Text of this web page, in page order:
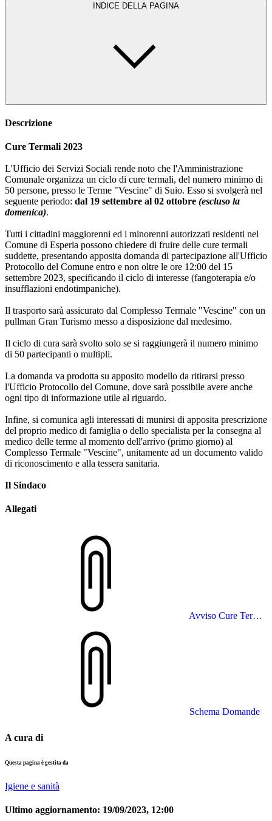
INDICE DELLA PAGINA
Descrizione
Cure Termali 2023
L'Ufficio dei Servizi Sociali rende noto che l'Amministrazione
Comunale organizza un ciclo di cure termali, del numero minimo di
50 persone, presso le Terme "Vescine" di Suio. Esso si svolgerà nel
seguente periodo: dal 19 settembre al 02 ottobre (escluso la
domenica).
Tutti i cittadini maggiorenni ed i minorenni autorizzati residenti nel
Comune di Esperia possono chiedere di fruire delle cure termali
suddette, presentando apposita domanda di partecipazione all'Ufficio
Protocollo del Comune entro e non oltre le ore 12:00 del 15
settembre 2023, specificando il ciclo di interesse (fangoterapia e/o
insufflazioni endotimpaniche).
Il trasporto sarà assicurato dal Complesso Termale "Vescine" con un
pullman Gran Turismo messo a disposizione dal medesimo.
Il ciclo di cura sarà svolto solo se si raggiungerà il numero minimo
di 50 partecipanti o multipli.
La domanda va prodotta su apposito modello da ritirarsi presso
l'Ufficio Protocollo del Comune, dove sarà possibile avere anche
ogni tipo di informazione utile al riguardo.
Infine, si comunica agli interessati di munirsi di apposita prescrizione
del proprio medico di famiglia o dello specialista per la consegna al
medico delle terme al momento dell'arrivo (primo giorno) al
Complesso Termale "Vescine", unitamente ad un documento valido
di riconoscimento e alla tessera sanitaria.
Il Sindaco
Allegati
Avviso Cure Termali 2023
Schema Domande
A cura di
Questa pagina è gestita da
Igiene e sanità
Ultimo aggiornamento: 19/09/2023, 12:00